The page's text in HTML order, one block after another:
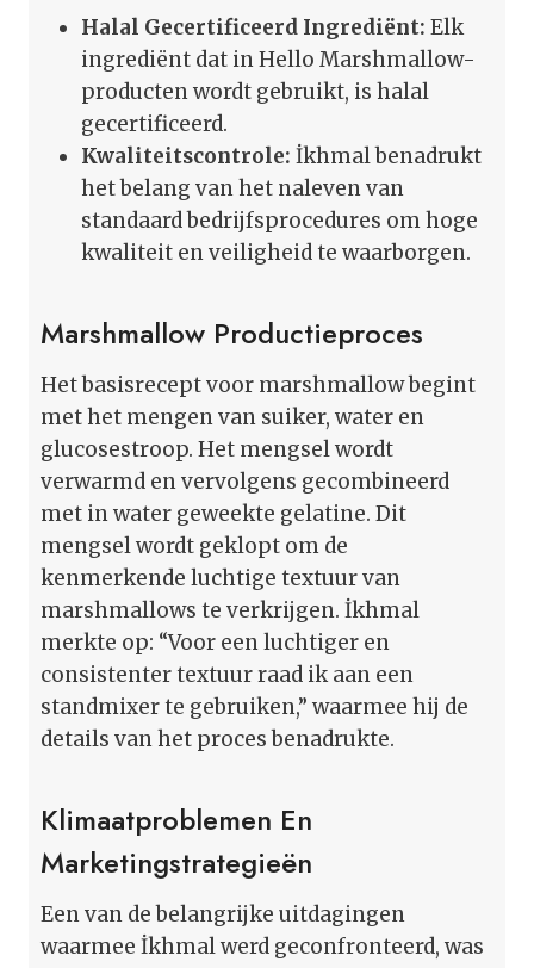
Halal Gecertificeerd Ingrediënt: Elk
ingrediënt dat in Hello Marshmallow-
producten wordt gebruikt, is halal
gecertificeerd.
Kwaliteitscontrole: İkhmal benadrukt
het belang van het naleven van
standaard bedrijfsprocedures om hoge
kwaliteit en veiligheid te waarborgen.
Marshmallow Productieproces
Het basisrecept voor marshmallow begint
met het mengen van suiker, water en
glucosestroop. Het mengsel wordt
verwarmd en vervolgens gecombineerd
met in water geweekte gelatine. Dit
mengsel wordt geklopt om de
kenmerkende luchtige textuur van
marshmallows te verkrijgen. İkhmal
merkte op: “Voor een luchtiger en
consistenter textuur raad ik aan een
standmixer te gebruiken,” waarmee hij de
details van het proces benadrukte.
Klimaatproblemen En
Marketingstrategieën
Een van de belangrijke uitdagingen
waarmee İkhmal werd geconfronteerd, was